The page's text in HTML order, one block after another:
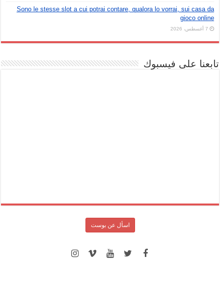
Sono le stesse slot a cui potrai contare, qualora lo vorrai, sui casa da
gioco online
7 أغسطس، 2026
تابعنا على فيسبوك
اسأل عن بوست